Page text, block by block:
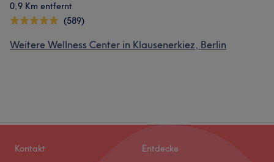
0,9 Km entfernt
(589)
Weitere Wellness Center in Klausenerkiez, Berlin
Kontakt Entdecke